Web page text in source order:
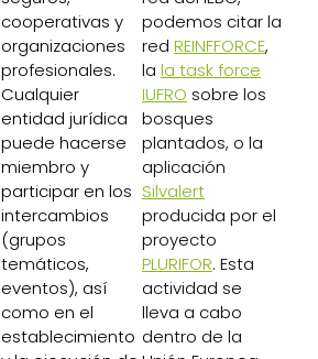
cooperativas y
organizaciones
profesionales.
Cualquier
entidad jurídica
puede hacerse
miembro y
participar en los
intercambios
(grupos
temáticos,
eventos), así
como en el
establecimiento
podemos citar la
red REINFFORCE,
la la task force
IUFRO sobre los
bosques
plantados, o la
aplicación
Silvalert
producida por el
proyecto
PLURIFOR. Esta
actividad se
lleva a cabo
dentro de la